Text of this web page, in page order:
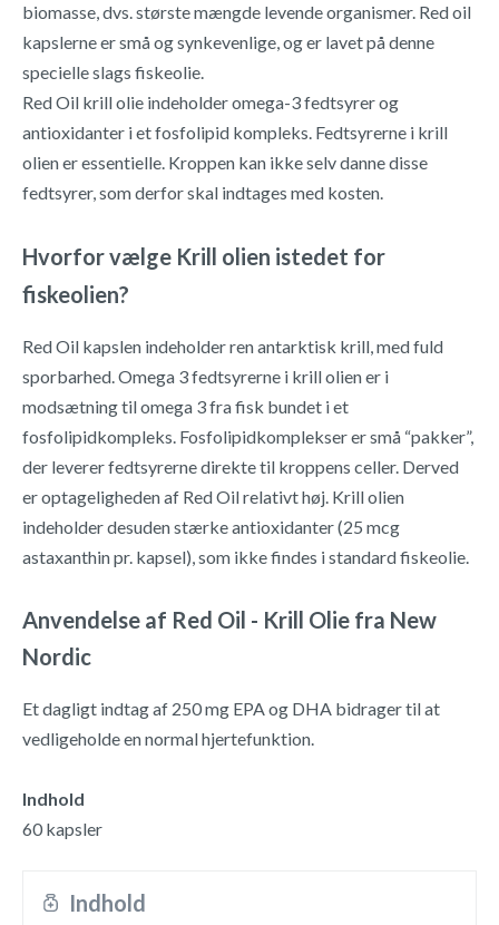
biomasse, dvs. største mængde levende organismer. Red oil
kapslerne er små og synkevenlige, og er lavet på denne
specielle slags fiskeolie.
Red Oil krill olie indeholder omega-3 fedtsyrer og
antioxidanter i et fosfolipid kompleks. Fedtsyrerne i krill
olien er essentielle. Kroppen kan ikke selv danne disse
fedtsyrer, som derfor skal indtages med kosten.
Hvorfor vælge Krill olien istedet for
fiskeolien?
Red Oil kapslen indeholder ren antarktisk krill, med fuld
sporbarhed. Omega 3 fedtsyrerne i krill olien er i
modsætning til omega 3 fra fisk bundet i et
fosfolipidkompleks. Fosfolipidkomplekser er små “pakker”,
der leverer fedtsyrerne direkte til kroppens celler. Derved
er optageligheden af Red Oil relativt høj. Krill olien
indeholder desuden stærke antioxidanter (25 mcg
astaxanthin pr. kapsel), som ikke findes i standard fiskeolie.
Anvendelse af Red Oil - Krill Olie fra New
Nordic
Et dagligt indtag af 250 mg EPA og DHA bidrager til at
vedligeholde en normal hjertefunktion.
Indhold
60 kapsler
Indhold